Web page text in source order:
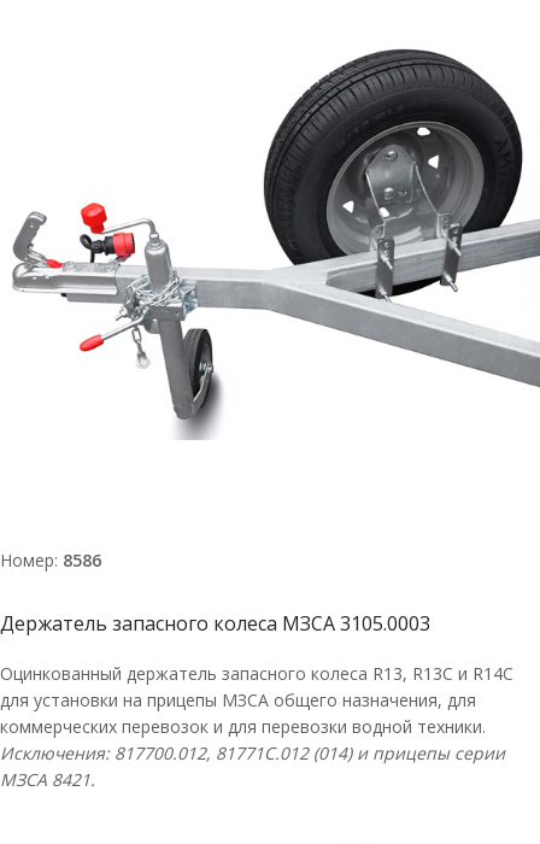
Номер: 8586
Держатель запасного колеса МЗСА 3105.0003
Оцинкованный держатель запасного колеса R13, R13C и R14С
для установки на прицепы МЗСА общего назначения, для
коммерческих перевозок и для перевозки водной техники.
Исключения: 817700.012, 81771C.012 (014) и прицепы серии
МЗСА 8421.